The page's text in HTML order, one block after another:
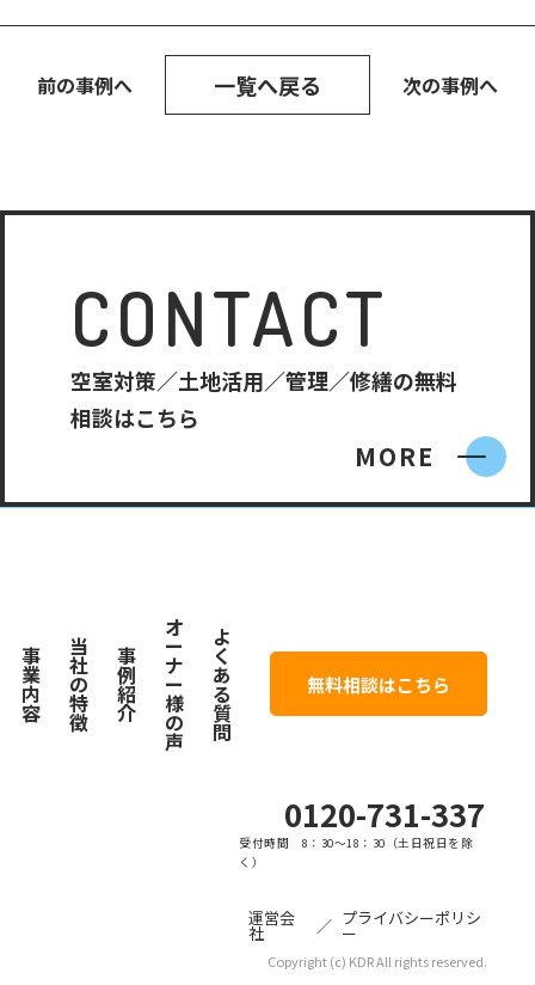
前の事例へ 一覧へ戻る 次の事例へ
CONTACT
空室対策／土地活用／管理／修繕の無料
相談はこちら
MORE
事
業
内
容
当
社
の
特
徴
事
例
紹
介
オ
ー
ナ
ー
様
の
声
よ
く
あ
る
質
問
無料相談はこちら
0120-731-337
受付時間 8：30〜18：30（土日祝日を除
く）
運営会
社 ／ プライバシーポリシ
ー
Copyright (c) KDR All rights reserved.